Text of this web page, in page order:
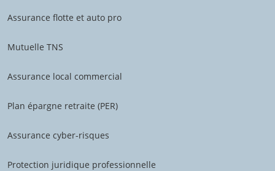
Assurance flotte et auto pro
Mutuelle TNS
Assurance local commercial
Plan épargne retraite (PER)
Assurance cyber-risques
Protection juridique professionnelle